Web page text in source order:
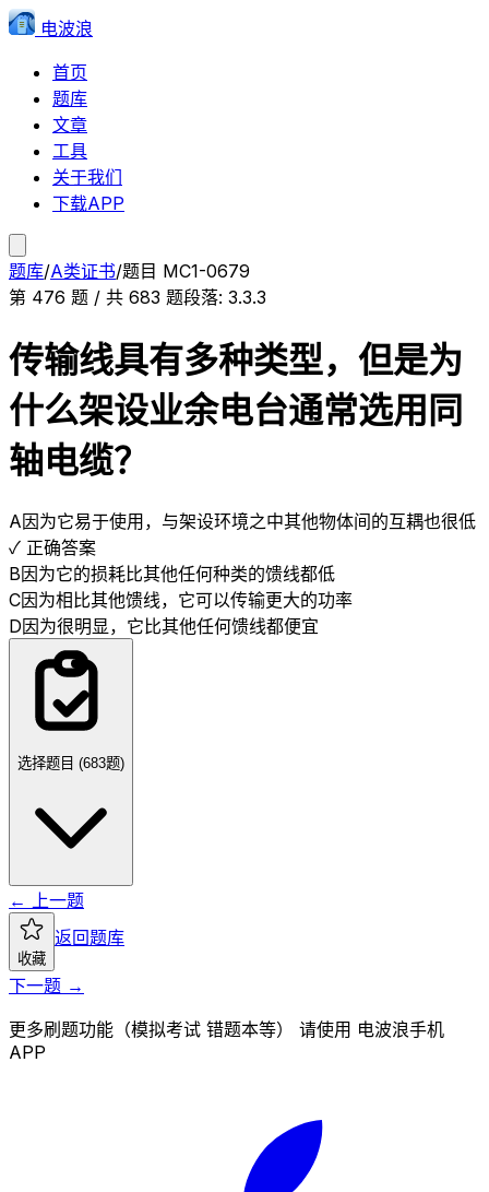
电波浪
首页
题库
文章
工具
关于我们
下载APP
题库/A类证书/题目 MC1-0679
第 476 题 / 共 683 题段落: 3.3.3
传输线具有多种类型，但是为
什么架设业余电台通常选用同
轴电缆？
A因为它易于使用，与架设环境之中其他物体间的互耦也很低
✓ 正确答案
B因为它的损耗比其他任何种类的馈线都低
C因为相比其他馈线，它可以传输更大的功率
D因为很明显，它比其他任何馈线都便宜
选择题目 (683题)
← 上一题
收藏
返回题库
下一题 →
更多刷题功能（模拟考试 错题本等） 请使用 电波浪手机
APP